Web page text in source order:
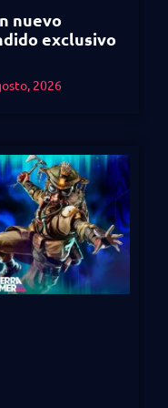
nuevo
exclusivo
2026